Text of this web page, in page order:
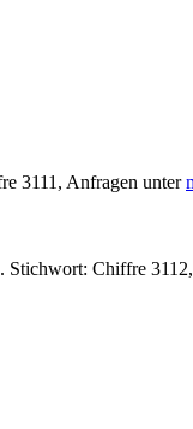
3111, Anfragen unter
Stichwort: Chiffre